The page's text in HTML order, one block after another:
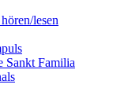
lesen
Sankt Familia